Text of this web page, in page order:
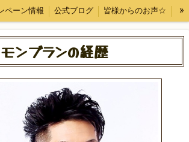
ペーン情報 公式ブログ 皆様からのお声☆ »
モンブランの経歴